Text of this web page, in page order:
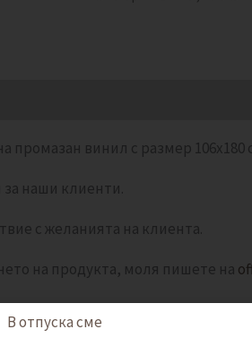
промазан винил с размер 106х180
наши клиенти.
с желанията на клиента.
на продукта, моля пишете на
В отпуска сме